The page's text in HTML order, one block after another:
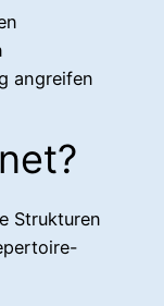
angreifen
Strukturen